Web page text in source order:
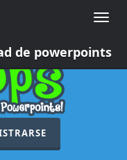
Toggle
de powerpoints